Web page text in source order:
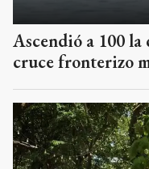
Ascendió a 100
cruce fronterizo